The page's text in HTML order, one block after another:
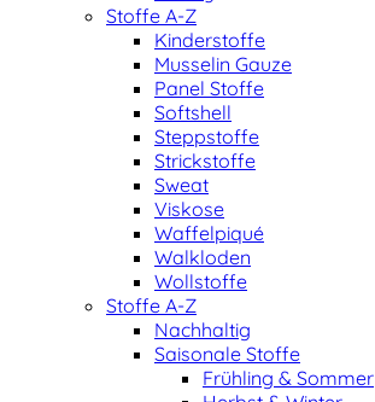
Stoffe A-Z
Kinderstoffe
Musselin Gauze
Panel Stoffe
Softshell
Steppstoffe
Strickstoffe
Sweat
Viskose
Waffelpiqué
Walkloden
Wollstoffe
Stoffe A-Z
Nachhaltig
Saisonale Stoffe
Frühling & Sommer